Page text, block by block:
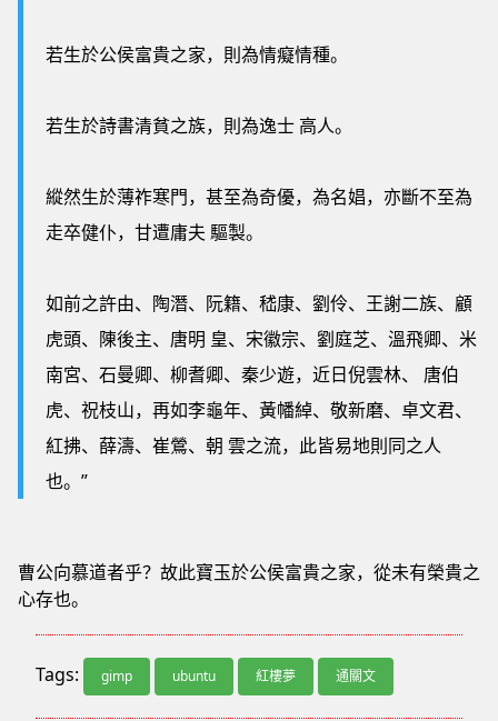
若生於公侯富貴之家，則為情癡情種。
若生於詩書清貧之族，則為逸士 高人。
縱然生於薄祚寒門，甚至為奇優，為名娼，亦斷不至為
走卒健仆，甘遭庸夫 驅製。
如前之許由、陶潛、阮籍、嵇康、劉伶、王謝二族、顧
虎頭、陳後主、唐明 皇、宋徽宗、劉庭芝、溫飛卿、米
南宮、石曼卿、柳耆卿、秦少遊，近日倪雲林、 唐伯
虎、祝枝山，再如李龜年、黃幡綽、敬新磨、卓文君、
紅拂、薛濤、崔鶯、朝 雲之流，此皆易地則同之人
也。”
曹公向慕道者乎？故此寶玉於公侯富貴之家，從未有榮貴之
心存也。
Tags: gimp ubuntu 紅樓夢 通關文